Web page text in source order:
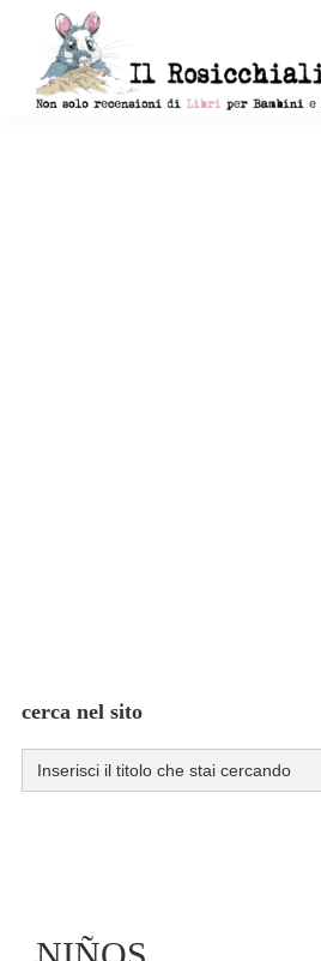
contenuto
cerca nel sito
Search
for: